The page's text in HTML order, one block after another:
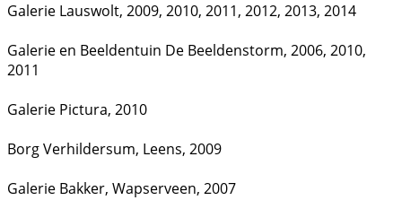
Galerie Lauswolt, 2009, 2010, 2011, 2012, 2013, 2014
Galerie en Beeldentuin De Beeldenstorm, 2006, 2010,
2011
Galerie Pictura, 2010
Borg Verhildersum, Leens, 2009
Galerie Bakker, Wapserveen, 2007